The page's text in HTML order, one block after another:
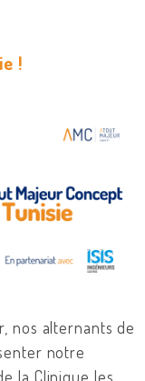
!
nos alternants de
notre
la Clinique les